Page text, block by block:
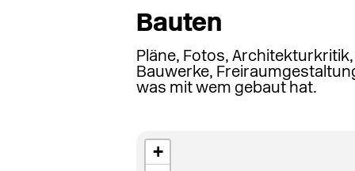
Bauten
Pläne, Fotos,
Bauwerke,
was mit wem gebaut hat.
+